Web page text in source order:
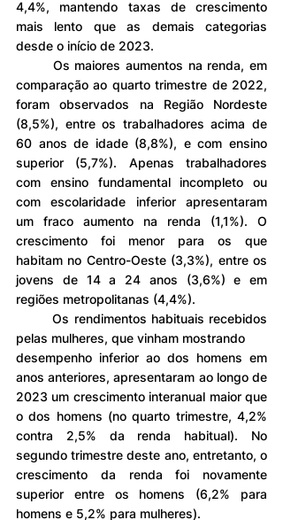
4,4%, mantendo taxas de crescimento
mais lento que as demais categorias
desde o início de 2023.
comparação ao quarto trimestre de 2022,
foram observados na Região Nordeste
(8,5%), entre os trabalhadores acima de
60 anos de idade (8,8%), e com ensino
superior (5,7%). Apenas trabalhadores
com ensino fundamental incompleto ou
com escolaridade inferior apresentaram
um fraco aumento na renda (1,1%). O
crescimento foi menor para os que
habitam no Centro-Oeste (3,3%), entre os
jovens de 14 a 24 anos (3,6%) e em
regiões metropolitanas (4,4%).
	Os rendimentos habituais recebidos
pelas mulheres, que vinham mostrando
desempenho inferior ao dos homens em
anos anteriores, apresentaram ao longo de
2023 um crescimento interanual maior que
o dos homens (no quarto trimestre, 4,2%
contra 2,5% da renda habitual). No
segundo trimestre deste ano, entretanto, o
crescimento da renda foi novamente
superior entre os homens (6,2% para
homens e 5,2% para mulheres).